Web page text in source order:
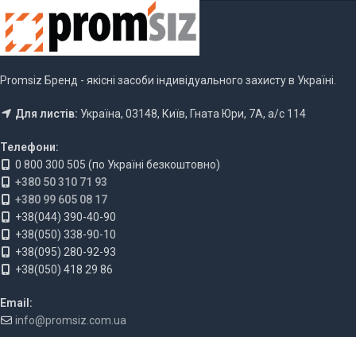
Promsiz Бренд - якісні засоби індивідуального захисту в Україні.
Для листів: Україна, 03148, Київ, Гната Юри, 7А, а/с 114
Телефони:
0 800 300 505 (по Україні безкоштовно)
+380 50 310 71 93
+380 99 605 08 17
+38(044) 390-40-90
+38(050) 338-90-10
+38(095) 280-92-93
+38(050) 418 29 86
Email:
info@promsiz.com.ua